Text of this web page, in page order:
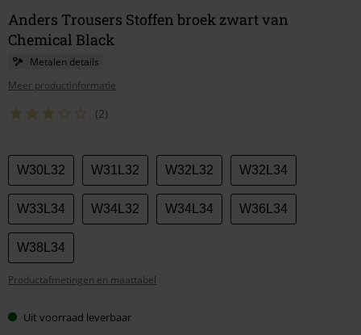
Anders Trousers Stoffen broek zwart van
Chemical Black
Metalen details
Meer productinformatie
(2)
Kies
je
maat
W30L32 W31L32 W32L32 W32L34
W33L34 W34L32 W34L34 W36L34
W38L34
Productafmetingen en maattabel
Uit voorraad leverbaar